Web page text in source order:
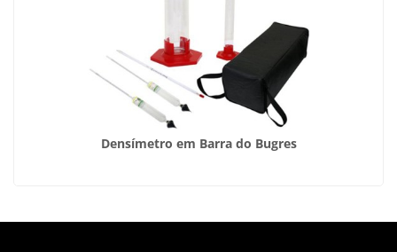
Densímetro em Barra do Bugres